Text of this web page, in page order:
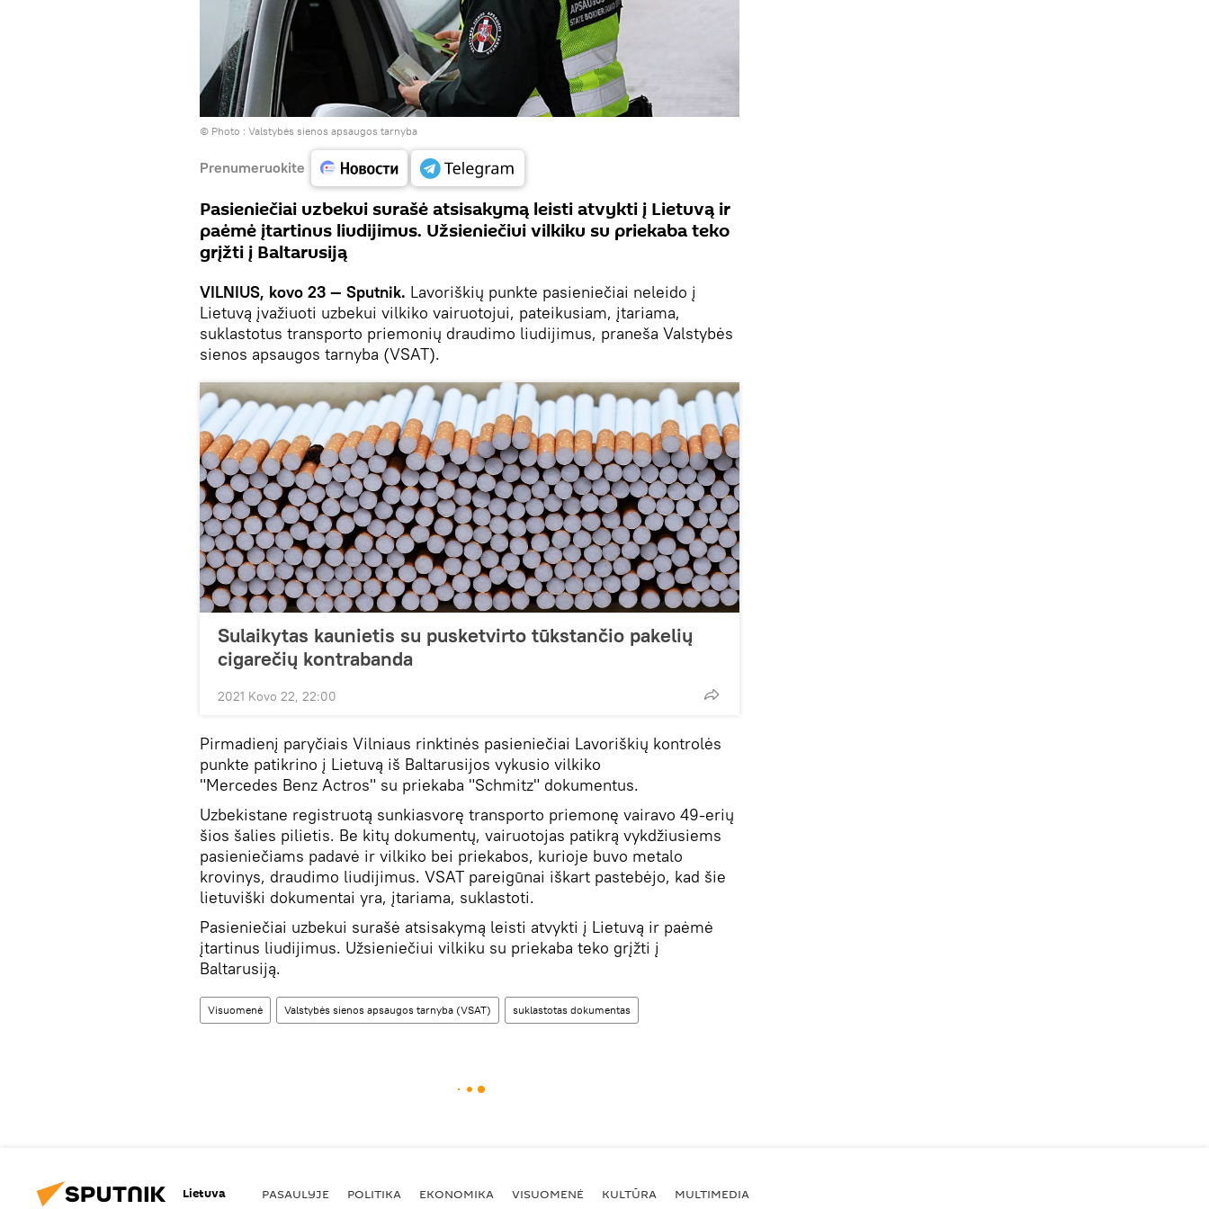
© Photo : Valstybės sienos apsaugos tarnyba
Prenumeruokite
Pasieniečiai uzbekui surašė atsisakymą leisti atvykti į Lietuvą ir
paėmė įtartinus liudijimus. Užsieniečiui vilkiku su priekaba teko
grįžti į Baltarusiją
VILNIUS, kovo 23 — Sputnik. Lavoriškių punkte pasieniečiai neleido į
Lietuvą įvažiuoti uzbekui vilkiko vairuotojui, pateikusiam, įtariama,
suklastotus transporto priemonių draudimo liudijimus, praneša Valstybės
sienos apsaugos tarnyba (VSAT).
Sulaikytas kaunietis su pusketvirto tūkstančio pakelių
cigarečių kontrabanda
2021 Kovo 22, 22:00
Pirmadienį paryčiais Vilniaus rinktinės pasieniečiai Lavoriškių kontrolės
punkte patikrino į Lietuvą iš Baltarusijos vykusio vilkiko
"Mercedes Benz Actros" su priekaba "Schmitz" dokumentus.
Uzbekistane registruotą sunkiasvorę transporto priemonę vairavo 49-erių
šios šalies pilietis. Be kitų dokumentų, vairuotojas patikrą vykdžiusiems
pasieniečiams padavė ir vilkiko bei priekabos, kurioje buvo metalo
krovinys, draudimo liudijimus. VSAT pareigūnai iškart pastebėjo, kad šie
lietuviški dokumentai yra, įtariama, suklastoti.
Pasieniečiai uzbekui surašė atsisakymą leisti atvykti į Lietuvą ir paėmė
įtartinus liudijimus. Užsieniečiui vilkiku su priekaba teko grįžti į
Baltarusiją.
Visuomenė Valstybės sienos apsaugos tarnyba (VSAT) suklastotas dokumentas
Lietuva PASAULYJE POLITIKA EKONOMIKA VISUOMENĖ KULTŪRA MULTIMEDIA